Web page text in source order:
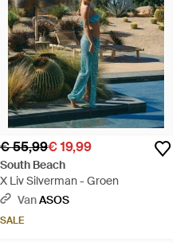
€ 55,99€ 19,99
South Beach
X Liv Silverman - Groen
VanASOS
SALE